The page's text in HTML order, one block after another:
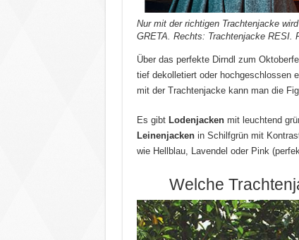
Nur mit der richtigen Trachtenjacke
GRETA. Rechts: Trachtenjacke RESI.
Über das perfekte Dirndl zum
tief dekolletiert oder hochgeschlossen
mit der Trachtenjacke kann man die
Es gibt Lodenjackenmit leuchtend
Leinenjackenin Schilfgrün mit
wie Hellblau, Lavendel oder Pink
Welche